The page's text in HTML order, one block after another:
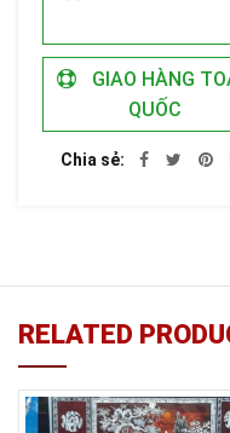
GIAO HÀNG
QUỐC
Chia sẻ
RELATED